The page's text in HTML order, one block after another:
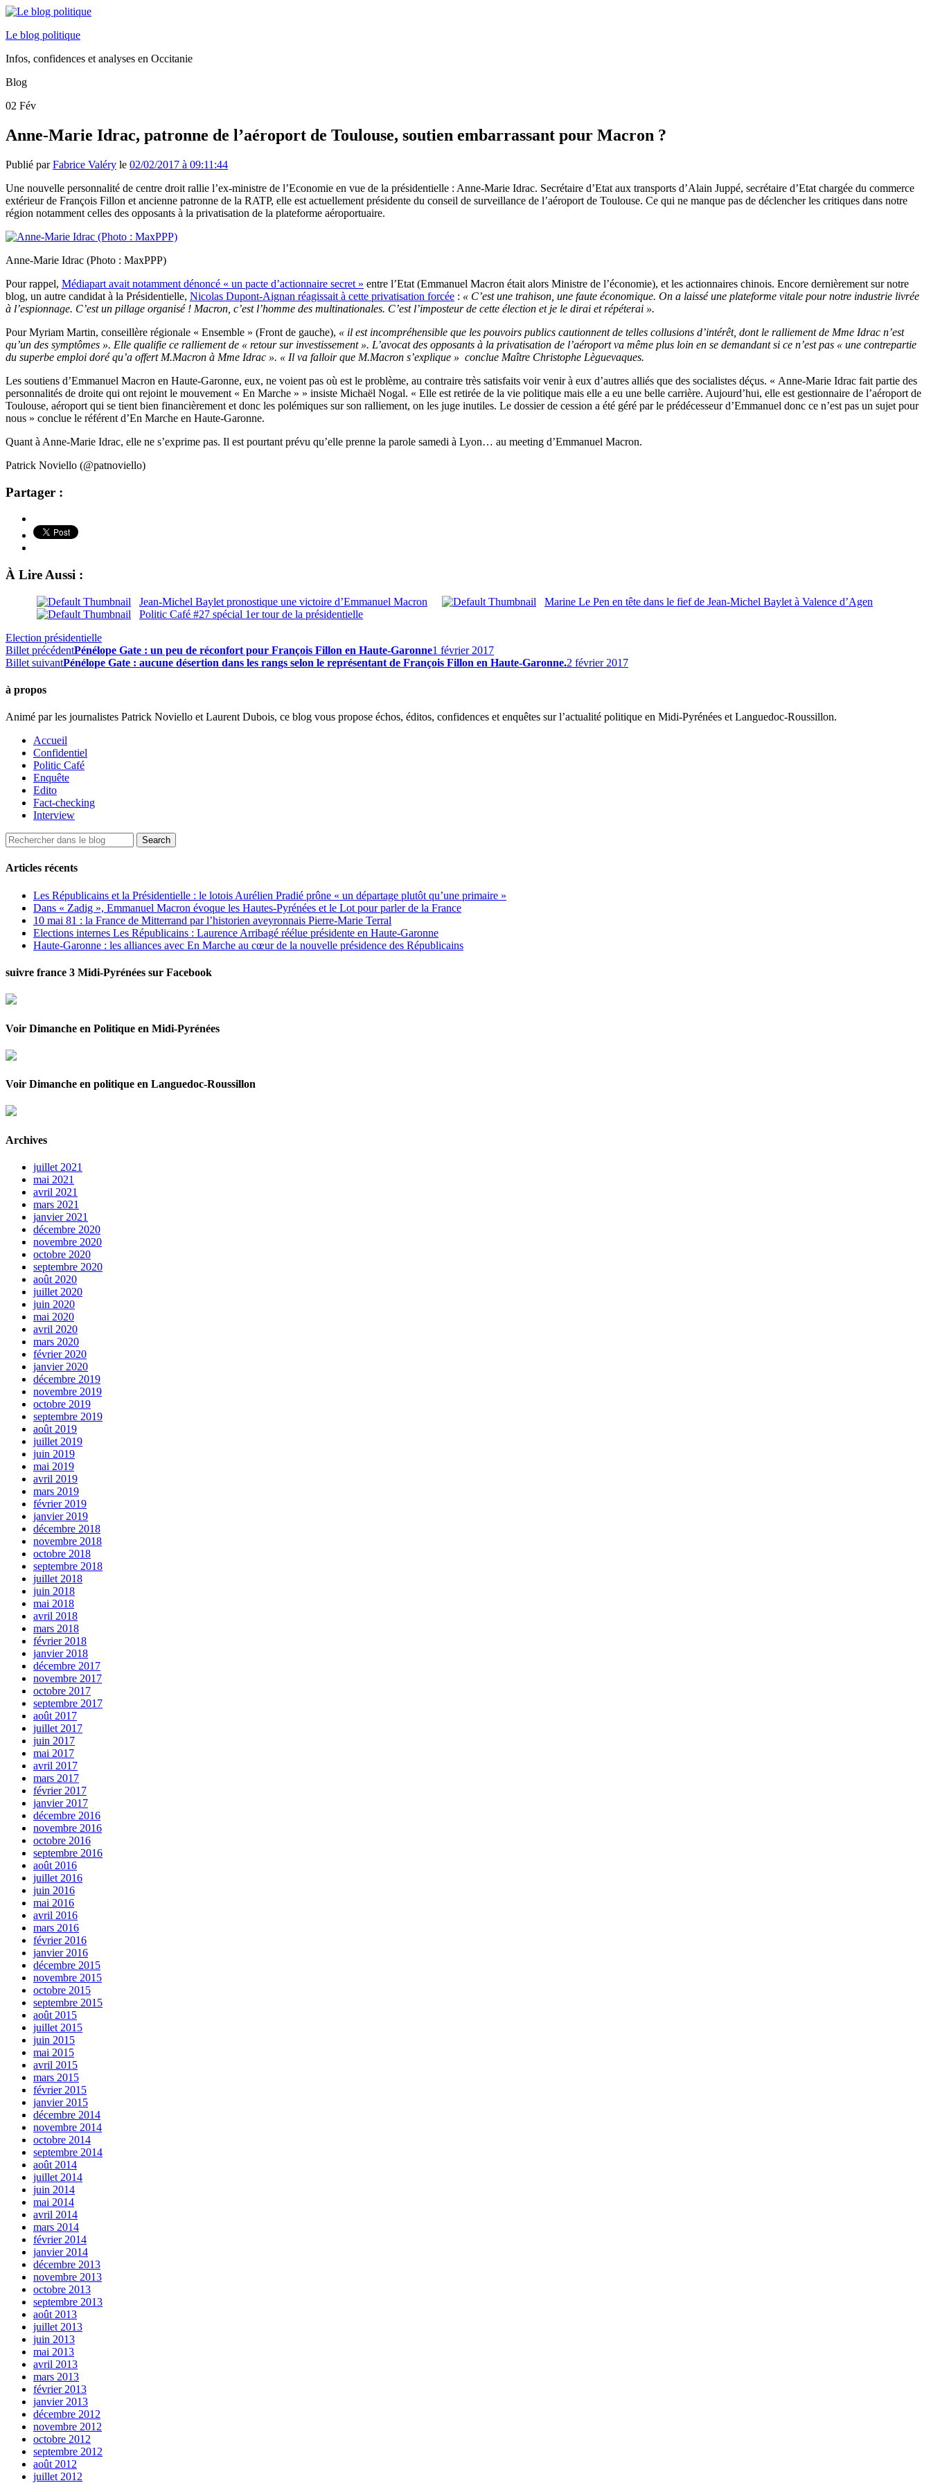
Le blog politique
Infos, confidences et analyses en Occitanie
Blog
02 Fév
Anne-Marie Idrac, patronne de l’aéroport de Toulouse, soutien embarrassant pour Macron ?
Publié parFabrice Valéry le 02/02/2017 à 09:11:44
Une nouvelle personnalité de centre droit rallie l’ex-ministre de l’Economie en vue de la présidentielle : Anne-Marie Idrac. Secrétaire d’Etat aux transports d’Alain Juppé, secrétaire d’Etat chargée du commerce
extérieur de François Fillon et ancienne patronne de la RATP, elle est actuellement présidente du conseil de surveillance de l’aéroport de Toulouse. Ce qui ne manque pas de déclencher les critiques dans notre
région notamment celles des opposants à la privatisation de la plateforme aéroportuaire.
Anne-Marie Idrac (Photo : MaxPPP)
Pour rappel, Médiapart avait notamment dénoncé « un pacte d’actionnaire secret » entre l’Etat (Emmanuel Macron était alors Ministre de l’économie), et les actionnaires chinois. Encore dernièrement sur notre
blog, un autre candidat à la Présidentielle, Nicolas Dupont-Aignan réagissait à cette privatisation forcée : « C’est une trahison, une faute économique. On a laissé une plateforme vitale pour notre industrie livrée
à l’espionnage. C’est un pillage organisé ! Macron, c’est l’homme des multinationales. C’est l’imposteur de cette élection et je le dirai et répéterai ».
Pour Myriam Martin, conseillère régionale « Ensemble » (Front de gauche), « il est incompréhensible que les pouvoirs publics cautionnent de telles collusions d’intérêt, dont le ralliement de Mme Idrac n’est
qu’un des symptômes ». Elle qualifie ce ralliement de « retour sur investissement ». L’avocat des opposants à la privatisation de l’aéroport va même plus loin en se demandant si ce n’est pas « une contrepartie
du superbe emploi doré qu’a offert M.Macron à Mme Idrac ». « Il va falloir que M.Macron s’explique » conclue Maître Christophe Lèguevaques.
Les soutiens d’Emmanuel Macron en Haute-Garonne, eux, ne voient pas où est le problème, au contraire très satisfaits voir venir à eux d’autres alliés que des socialistes déçus. « Anne-Marie Idrac fait partie des
personnalités de droite qui ont rejoint le mouvement « En Marche » » insiste Michaël Nogal. « Elle est retirée de la vie politique mais elle a eu une belle carrière. Aujourd’hui, elle est gestionnaire de l’aéroport de
Toulouse, aéroport qui se tient bien financièrement et donc les polémiques sur son ralliement, on les juge inutiles. Le dossier de cession a été géré par le prédécesseur d’Emmanuel donc ce n’est pas un sujet pour
nous » conclue le référent d’En Marche en Haute-Garonne.
Quant à Anne-Marie Idrac, elle ne s’exprime pas. Il est pourtant prévu qu’elle prenne la parole samedi à Lyon… au meeting d’Emmanuel Macron.
Patrick Noviello (@patnoviello)
Partager :
À Lire Aussi :
Jean-Michel Baylet pronostique une victoire d’Emmanuel Macron
Marine Le Pen en tête dans le fief de Jean-Michel Baylet à Valence d’Agen
Politic Café #27 spécial 1er tour de la présidentielle
Election présidentielle
Billet précédentPénélope Gate : un peu de réconfort pour François Fillon en Haute-Garonne1 février 2017
Billet suivantPénélope Gate : aucune désertion dans les rangs selon le représentant de François Fillon en Haute-Garonne.2 février 2017
à propos
Animé par les journalistes Patrick Noviello et Laurent Dubois, ce blog vous propose échos, éditos, confidences et enquêtes sur l’actualité politique en Midi-Pyrénées et Languedoc-Roussillon.
Accueil
Confidentiel
Politic Café
Enquête
Edito
Fact-checking
Interview
Articles récents
Les Républicains et la Présidentielle : le lotois Aurélien Pradié prône « un départage plutôt qu’une primaire »
Dans « Zadig », Emmanuel Macron évoque les Hautes-Pyrénées et le Lot pour parler de la France
10 mai 81 : la France de Mitterrand par l’historien aveyronnais Pierre-Marie Terral
Elections internes Les Républicains : Laurence Arribagé réélue présidente en Haute-Garonne
Haute-Garonne : les alliances avec En Marche au cœur de la nouvelle présidence des Républicains
suivre france 3 Midi-Pyrénées sur Facebook
Voir Dimanche en Politique en Midi-Pyrénées
Voir Dimanche en politique en Languedoc-Roussillon
Archives
juillet 2021
mai 2021
avril 2021
mars 2021
janvier 2021
décembre 2020
novembre 2020
octobre 2020
septembre 2020
août 2020
juillet 2020
juin 2020
mai 2020
avril 2020
mars 2020
février 2020
janvier 2020
décembre 2019
novembre 2019
octobre 2019
septembre 2019
août 2019
juillet 2019
juin 2019
mai 2019
avril 2019
mars 2019
février 2019
janvier 2019
décembre 2018
novembre 2018
octobre 2018
septembre 2018
juillet 2018
juin 2018
mai 2018
avril 2018
mars 2018
février 2018
janvier 2018
décembre 2017
novembre 2017
octobre 2017
septembre 2017
août 2017
juillet 2017
juin 2017
mai 2017
avril 2017
mars 2017
février 2017
janvier 2017
décembre 2016
novembre 2016
octobre 2016
septembre 2016
août 2016
juillet 2016
juin 2016
mai 2016
avril 2016
mars 2016
février 2016
janvier 2016
décembre 2015
novembre 2015
octobre 2015
septembre 2015
août 2015
juillet 2015
juin 2015
mai 2015
avril 2015
mars 2015
février 2015
janvier 2015
décembre 2014
novembre 2014
octobre 2014
septembre 2014
août 2014
juillet 2014
juin 2014
mai 2014
avril 2014
mars 2014
février 2014
janvier 2014
décembre 2013
novembre 2013
octobre 2013
septembre 2013
août 2013
juillet 2013
juin 2013
mai 2013
avril 2013
mars 2013
février 2013
janvier 2013
décembre 2012
novembre 2012
octobre 2012
septembre 2012
août 2012
juillet 2012